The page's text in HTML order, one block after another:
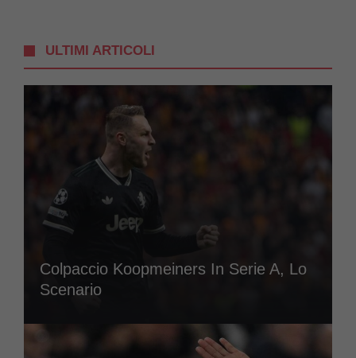
ULTIMI ARTICOLI
Colpaccio Koopmeiners In Serie A, Lo
Scenario